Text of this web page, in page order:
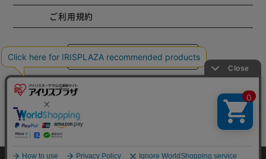
ご利用規約
コーポレートサイト